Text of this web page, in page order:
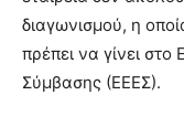
διαγωνισμού, η
πρέπει να γίνει
Σύμβασης (ΕΕΕΣ).